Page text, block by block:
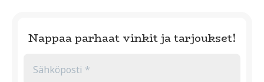
Nappaa parhaat vinkit ja tarjoukset!